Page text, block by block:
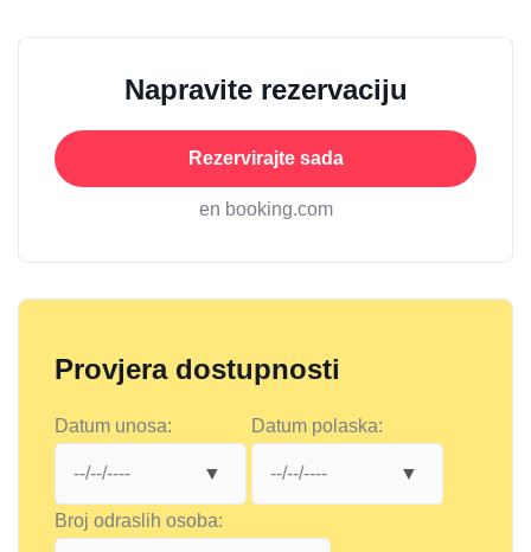
Napravite rezervaciju
Rezervirajte sada
en booking.com
Provjera dostupnosti
Datum unosa: Datum polaska:
Broj odraslih osoba: